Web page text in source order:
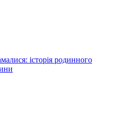
історія родинного